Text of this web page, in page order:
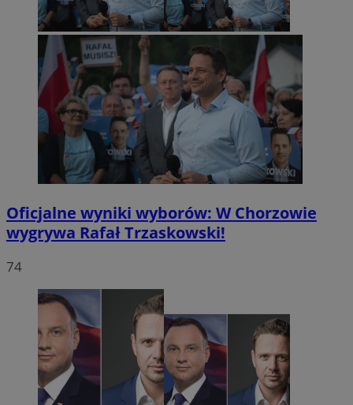
Oficjalne wyniki wyborów: W Chorzowie
wygrywa Rafał Trzaskowski!
74